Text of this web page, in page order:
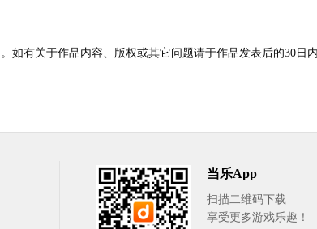
如有关于作品内容、版权或其它问题请于作品发表后的30日
当乐App
扫描二维码下载
享受更多游戏乐趣！